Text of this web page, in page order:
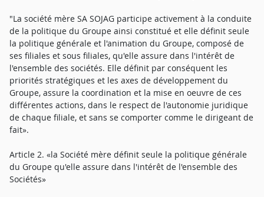
"La société mère SA SOJAG participe activement à la conduite
de la politique du Groupe ainsi constitué et elle définit seule
la politique générale et l'animation du Groupe, composé de
ses filiales et sous filiales, qu'elle assure dans l'intérêt de
l'ensemble des sociétés. Elle définit par conséquent les
priorités stratégiques et les axes de développement du
Groupe, assure la coordination et la mise en oeuvre de ces
différentes actions, dans le respect de l'autonomie juridique
de chaque filiale, et sans se comporter comme le dirigeant de
fait».
Article 2. «la Société mère définit seule la politique générale
du Groupe qu'elle assure dans l'intérêt de l'ensemble des
Sociétés»